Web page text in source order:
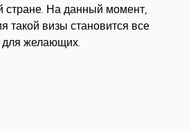
стране. На данный момент,
такой визы становится все
желающих.